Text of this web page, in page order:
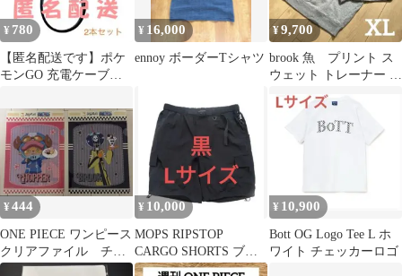
¥ 780
【匿名配送です】ポケ
モンGO 充電ケーブル
チ 2本
¥ 16,000
ennoy ボーダーTシャツ
¥9,700
brook 魚 プリント ス
ウェット トレーナー グ
¥444
ONE PIECE ワンピース
クリアファイル チョ
ッパー ブルック 新
¥ 10,000
MOPS RIPSTOP
CARGO SHORTS ブラ
ック Lサイズ
¥ 10,900
Bott OG Logo Tee L ホ
ワイト チェッカーロゴ